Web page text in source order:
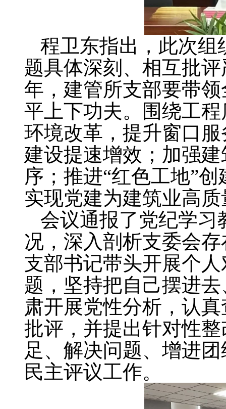
程卫东指出，此次组
题具体深刻、相互批
年，建管所支部要带
平上下功夫。围绕工
环境改革，提升窗口
建设提速增效；加强
序；推进“红色工地”创
实现党建为建筑业高
会议通报了党纪学习
况，深入剖析支委会
支部书记带头开展个
题，坚持把自己摆进
肃开展党性分析，认
批评，并提出针对性
足、解决问题、增进
民主评议工作。